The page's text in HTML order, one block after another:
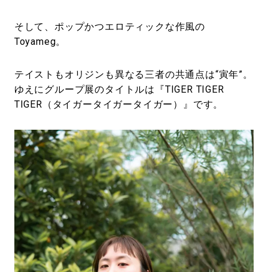
そして、ポップかつエロティックな作風の
Toyameg。
テイストもオリジンも異なる三者の共通点は“寅年”。
ゆえにグループ展のタイトルは『TIGER TIGER
TIGER（タイガータイガータイガー）』です。